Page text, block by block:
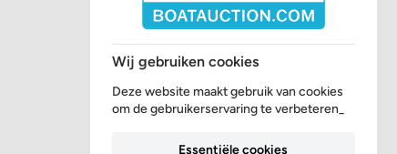
Wij gebruiken cookies
Deze website maakt gebruik van cookies
om de gebruikerservaring te verbeteren_
Essentiële cookies